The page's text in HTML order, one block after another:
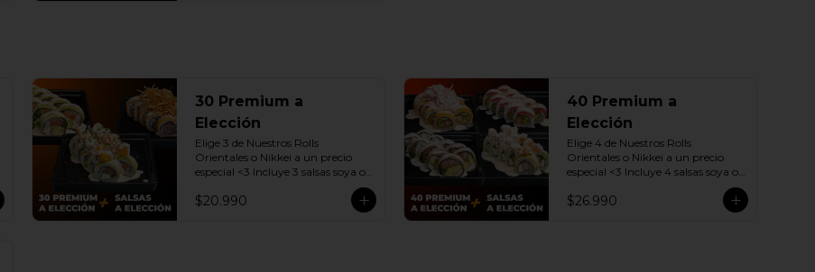
30 Premium a
Elección
Elige 3 de Nuestros Rolls
Orientales o Nikkei a un precio
especial <3 Incluye 3 salsas soya o
(Promoción no incluye - Roll
$20.990
40 Premium a
Elección
Elige 4 de Nuestros Rolls
Orientales o Nikkei a un precio
especial <3 Incluye 4 salsas soya o
(Promoción no incluye - Roll
$26.990